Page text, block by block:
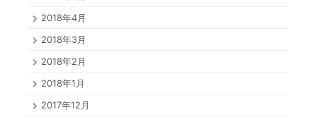
2018年4月
2018年3月
2018年2月
2018年1月
2017年12月